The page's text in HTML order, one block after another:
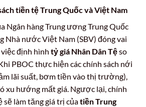
tiền tệ Trung Quốc và Việt Nam
Ngân hàng Trung ương Trung Quốc
Nhà nước Việt Nam (SBV) đóng vai
định hình tỷ giá Nhân Dân Tệso
PBOC thực hiện các chính sách nới
lãi suất, bơm tiền vào thị trường),
xu hướng mất giá. Ngược lại, chính
làm tăng giá trị củatiền Trung